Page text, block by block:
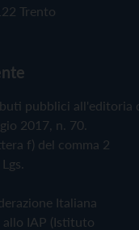
Trento
pubblici all'editoria
2017, n. 70.
f) del comma 2
Italiana
IAP (Istituto